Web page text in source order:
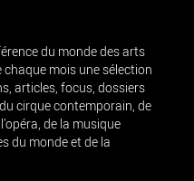
du monde des arts
mois une sélection
articles, focus, dossiers
cirque contemporain, de
de la musique
du monde et de la